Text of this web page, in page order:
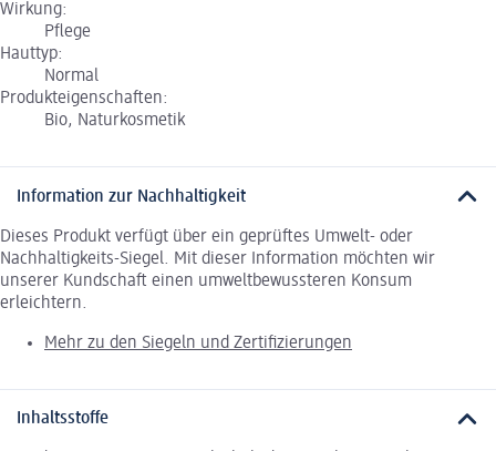
Wirkung:
Pflege
Hauttyp:
Normal
Produkteigenschaften:
Bio, Naturkosmetik
Information zur Nachhaltigkeit
Dieses Produkt verfügt über ein geprüftes Umwelt- oder
Nachhaltigkeits-Siegel. Mit dieser Information möchten wir
unserer Kundschaft einen umweltbewussteren Konsum
erleichtern.
Mehr zu den Siegeln und Zertifizierungen
Inhaltsstoffe